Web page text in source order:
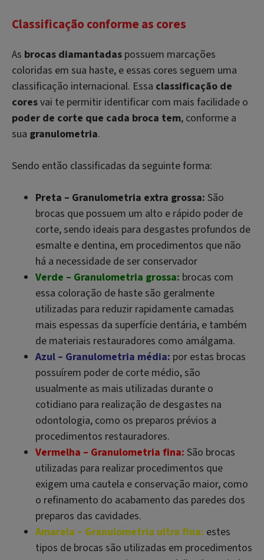
Classificação conforme as cores
As brocas diamantadas possuem marcações
coloridas em sua haste, e essas cores seguem uma
classificação internacional. Essa classificação de
coresvai te permitir identificar com mais facilidade o
poder de corte que cada broca tem, conforme a
sua granulometria.
Sendo então classificadas da seguinte forma:
Preta – Granulometria extra grossa: São
brocas que possuem um alto e rápido poder de
corte, sendo ideais para desgastes profundos de
esmalte e dentina, em procedimentos que não
há a necessidade de ser conservador
Verde – Granulometria grossa: brocas com
essa coloração de haste são geralmente
utilizadas para reduzir rapidamente camadas
mais espessas da superfície dentária, e também
de materiais restauradores como amálgama.
Azul – Granulometria média: por estas brocas
possuírem poder de corte médio, são
usualmente as mais utilizadas durante o
cotidiano para realização de desgastes na
odontologia, como os preparos prévios a
procedimentos restauradores.
Vermelha – Granulometria fina: São brocas
utilizadas para realizar procedimentos que
exigem uma cautela e conservação maior, como
o refinamento do acabamento das paredes dos
preparos das cavidades.
Amarela – Granulometria ultra fina: estes
tipos de brocas são utilizadas em procedimentos